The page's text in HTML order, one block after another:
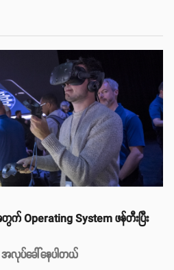
Operating System ဖန်တီးပြီး
လုပ်ခေါ်နေပါတယ်